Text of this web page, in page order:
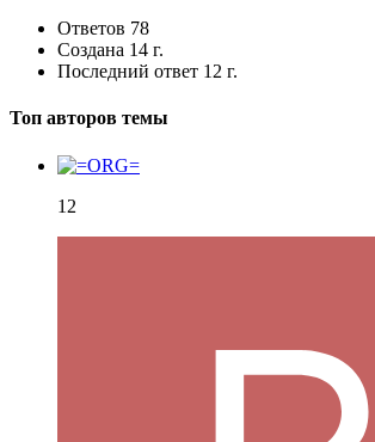
Ответов 78
Создана 14 г.
Последний ответ 12 г.
Топ авторов темы
12